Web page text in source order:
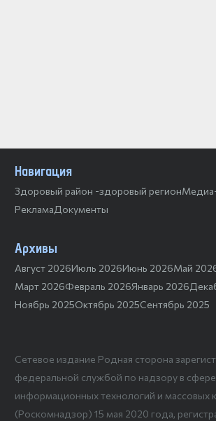
Навигация
Здоровый район -здоровый регион
РекламаДокументы
Архивы
Август 2026Июль 2026Июнь 2026Май
Март 2026Февраль 2026Январь 2026
Ноябрь 2025Октябрь 2025Сентябрь 2025
Сетевое издание Родная сторона
федеральной службой по надзору в сфере
информационных технологий и массовых
(Роскомнадзор) 15 мая 2020 года,